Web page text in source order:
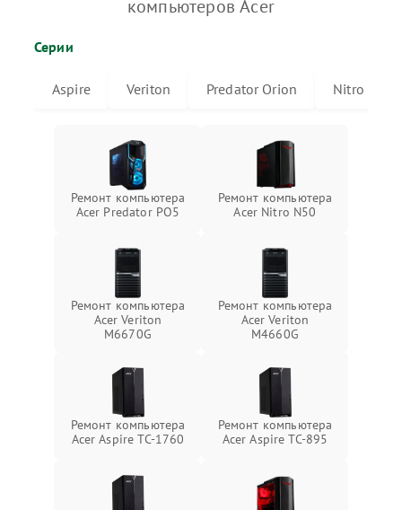
компьютеров Acer
Серии
Aspire Veriton Predator Orion Nitro
Ремонт компьютера
Acer Predator PO5
Ремонт компьютера
Acer Nitro N50
Ремонт компьютера
Acer Veriton
M6670G
Ремонт компьютера
Acer Veriton
M4660G
Ремонт компьютера
Acer Aspire TC-1760
Ремонт компьютера
Acer Aspire TC-895